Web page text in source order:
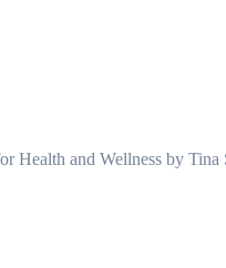
Health and Wellness by Tina